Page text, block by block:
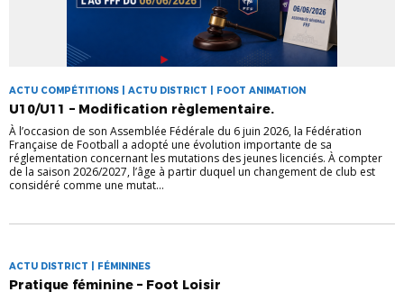
ACTU COMPÉTITIONS | ACTU DISTRICT | FOOT ANIMATION
U10/U11 – Modification règlementaire.
À l’occasion de son Assemblée Fédérale du 6 juin 2026, la Fédération
Française de Football a adopté une évolution importante de sa
réglementation concernant les mutations des jeunes licenciés. À compter
de la saison 2026/2027, l’âge à partir duquel un changement de club est
considéré comme une mutat...
ACTU DISTRICT | FÉMININES
Pratique féminine – Foot Loisir